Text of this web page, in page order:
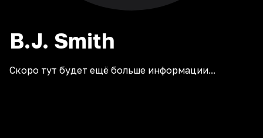
B.J. Smith
Скоро тут будет ещё больше информации...